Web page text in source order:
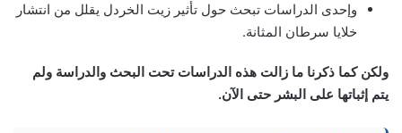
وإحدى الدراسات تبحث حول تأثير زيت الخردل يقلل من انتشار
خلايا سرطان المثانة.
ولكن كما ذكرنا ما زالت هذه الدراسات تحت البحث والدراسة ولم
يتم إثباتها على البشر حتى الآن.